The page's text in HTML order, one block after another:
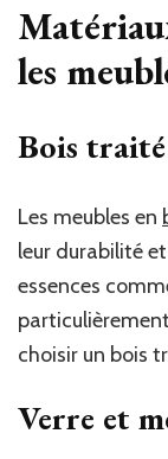
les
Bois
Les meubles en
leur durabilité
essences
choisir un bois
Verre et